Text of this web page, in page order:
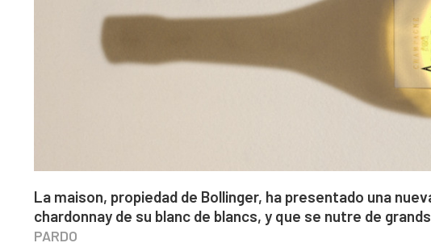
La maison, propiedad de Bollinger, ha presentado una
chardonnay de su blanc de blancs, y que se nutre de
PARDO